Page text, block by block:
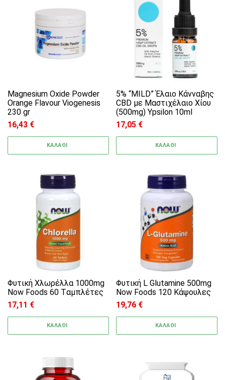
Magnesium Oxide Powder
Orange Flavour Viogenesis
230 gr
16,43 €
ΚΑΛΑΘΙ
5% “MILD” Έλαιο Κάνναβης
CBD με Μαστιχέλαιο Χίου
(500mg) Ypsilon 10ml
17,05 €
ΚΑΛΑΘΙ
Φυτική Χλωρέλλα 1000mg
Now Foods 60 Tαμπλέτες
17,11 €
ΚΑΛΑΘΙ
Φυτική L Glutamine 500mg
Now Foods 120 Kάψουλες
19,76 €
ΚΑΛΑΘΙ